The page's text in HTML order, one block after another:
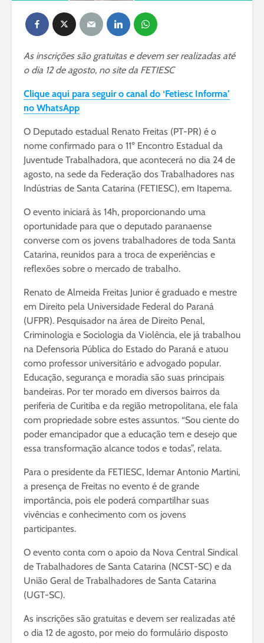
As inscrições são gratuitas e devem ser realizadas até
o dia 12 de agosto, no site da FETIESC
Clique aqui para seguir o canal do ‘Fetiesc Informa’
no WhatsApp
O Deputado estadual Renato Freitas (PT-PR) é o
nome confirmado para o 11º Encontro Estadual da
Juventude Trabalhadora, que acontecerá no dia 24 de
agosto, na sede da Federação dos Trabalhadores nas
Indústrias de Santa Catarina (FETIESC), em Itapema.
O evento iniciará às 14h, proporcionando uma
oportunidade para que o deputado paranaense
converse com os jovens trabalhadores de toda Santa
Catarina, reunidos para a troca de experiências e
reflexões sobre o mercado de trabalho.
Renato de Almeida Freitas Junior é graduado e mestre
em Direito pela Universidade Federal do Paraná
(UFPR). Pesquisador na área de Direito Penal,
Criminologia e Sociologia da Violência, ele já trabalhou
na Defensoria Pública do Estado do Paraná e atuou
como professor universitário e advogado popular.
Educação, segurança e moradia são suas principais
bandeiras. Por ter morado em diversos bairros da
periferia de Curitiba e da região metropolitana, ele fala
com propriedade sobre estes assuntos. “Sou ciente do
poder emancipador que a educação tem e desejo que
essa transformação alcance todos e todas”, relata.
Para o presidente da FETIESC, Idemar Antonio Martini,
a presença de Freitas no evento é de grande
importância, pois ele poderá compartilhar suas
vivências e conhecimento com os jovens
participantes.
O evento conta com o apoio da Nova Central Sindical
de Trabalhadores de Santa Catarina (NCST-SC) e da
União Geral de Trabalhadores de Santa Catarina
(UGT-SC).
As inscrições são gratuitas e devem ser realizadas até
o dia 12 de agosto, por meio do formulário disposto